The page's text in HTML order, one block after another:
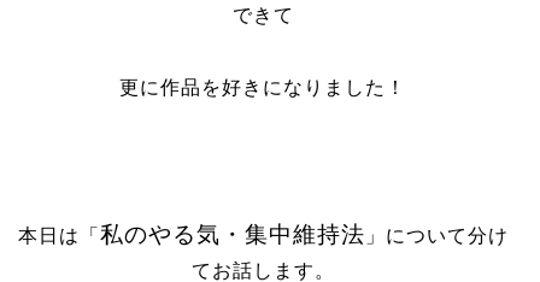
できて
更に作品を好きになりました！
本日は「 私のやる気・集中維持法 」について分け
てお話します。